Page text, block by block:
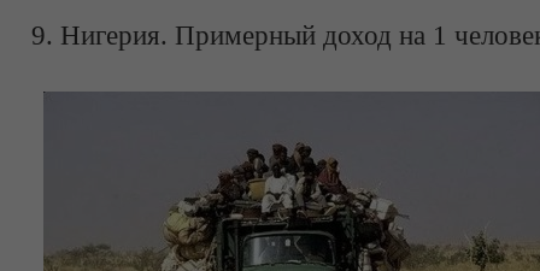
9. Нигерия. Примерный доход на 1